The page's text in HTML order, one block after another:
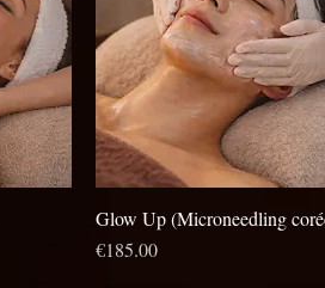
Aperçu rapide
Glow Up (Microneedling
Prix
€185.00